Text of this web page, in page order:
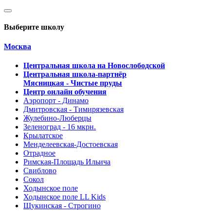
Выберите школу
Москва
Центральная школа на Новослободской
Центральная школа-партнёр
Мясницкая - Чистые пруды
Центр онлайн обучения
Аэропорт - Динамо
Дмитровская - Тимирязевская
Жулебино-Люберцы
Зеленоград - 16 мкрн.
Крылатское
Менделеевская-Достоевская
Отрадное
Римская-Площадь Ильича
Свиблово
Сокол
Ходынское поле
Ходынское поле LL Kids
Щукинская - Строгино